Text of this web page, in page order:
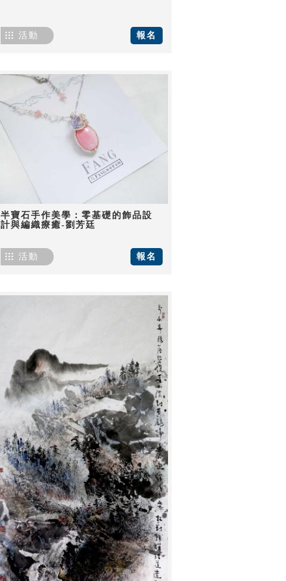
報名
活動
半寶石手作美學：零基礎的飾品設
計與編織療癒-劉芳廷
報名
活動